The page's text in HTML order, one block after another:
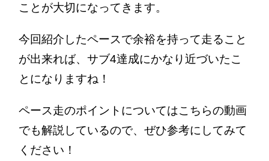
ことが大切になってきます。
今回紹介したペースで余裕を持って走ること
が出来れば、サブ4達成にかなり近づいたこ
とになりますね！
ペース走のポイントについてはこちらの動画
でも解説しているので、ぜひ参考にしてみて
ください！